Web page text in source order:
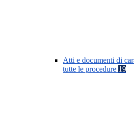
Atti e documenti di
tutte le procedure 19